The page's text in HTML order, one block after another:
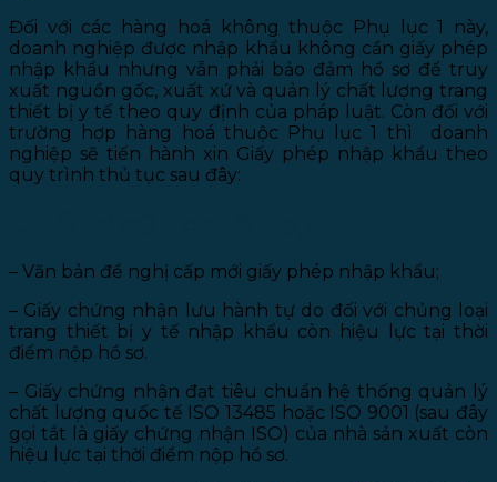
Đối với các hàng hoá không thuộc Phụ lục 1 này,
doanh nghiệp được nhập khẩu không cần giấy phép
nhập khẩu nhưng vẫn phải bảo đảm hồ sơ để truy
xuất nguồn gốc, xuất xứ và quản lý chất lượng trang
thiết bị y tế theo quy định của pháp luật. Còn đối với
trường hợp hàng hoá thuộc Phụ lục 1 thì doanh
nghiệp sẽ tiến hành xin Giấy phép nhập khẩu theo
quy trình thủ tục sau đây:
– Văn bản đề nghị cấp mới giấy phép nhập khẩu;
– Giấy chứng nhận lưu hành tự do đối với chủng loại
trang thiết bị y tế nhập khẩu còn hiệu lực tại thời
điểm nộp hồ sơ.
– Giấy chứng nhận đạt tiêu chuẩn hệ thống quản lý
chất lượng quốc tế ISO 13485 hoặc ISO 9001 (sau đây
gọi tắt là giấy chứng nhận ISO) của nhà sản xuất còn
hiệu lực tại thời điểm nộp hồ sơ.